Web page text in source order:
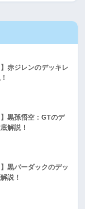
赤ジレンのデッキレ
黒孫悟空：GTのデ
解説！
黒バーダックのデッ
説！